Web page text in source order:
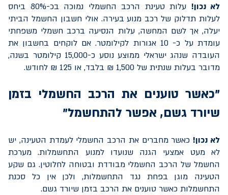
לא נכון!
עלות טעינת הרכב החשמלי נמוכה בכ-80% ביחס
לעלות תדלוק של רכב מנוע בעירה. אולי חשבון החשמל הביתי
יעלה, אך לשם המחשה, עלות הנסיעה ברכב חשמלי משפחתי
עומדת על כ- 10 אגורות לקילומטר. אם לוקחים בחשבון את
העובדה שנהג ישראלי ממוצע נוסע כ-15,000 קילומטר בשנה,
מדובר בעלות שנתית של 1,500 ₪ בלבד, או 125 ₪ לחודש.
"כאשר טוענים את הרכב החשמלי בזמן
שיורד גשם, אפשר להתחשמל"
לא נכון! כאשר מחברים את הרכב החשמלי לעמדת הטעינה, יש
לא מעט אמצעי הגנה שנועדו למנוע התחשמלות. מערכת
החשמל של הרכב החשמלי מבודדת ובטוחה לחלוטין. גם שקע
הטעינה מוגן בפחת נגד התחשמלות, ולכן אין כל סכנת
התחשמלות כאשר טוענים את הרכב בזמן שיורד גשם.